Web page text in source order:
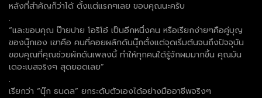
หลังที่สำคัญก็ว่าได้ ตั้งแต่แรกๆเลย ขอบคุณนะครับ
.
“และขอบคุณ ป๊ายปาย โอริโอ้ เป็นอีกหนึ่งคน หรือเรียกง่ายๆคือคู่บุญ
ของนุ๊กเอง เขาคือ คนที่คอยผลักดันนุ๊กตั้งแต่จุดเริ่มต้นจนถึงปัจจุบัน
ขอบคุณที่คุณช่วยผักดันเพลงนี้ ทำให้ทุกคนใด้รู้จักผมมากขึ้น คุณมัน
เดอะเบสจริงๆ สุดยอดเลย”
.
เรียกว่า “นุ๊ก ธนดล” ยกระดับตัวเองได้อย่างมืออาชีพจริงๆ